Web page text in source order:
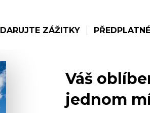
DARUJTE ZÁŽITKY PŘEDPLATNÉ
Váš
jednom